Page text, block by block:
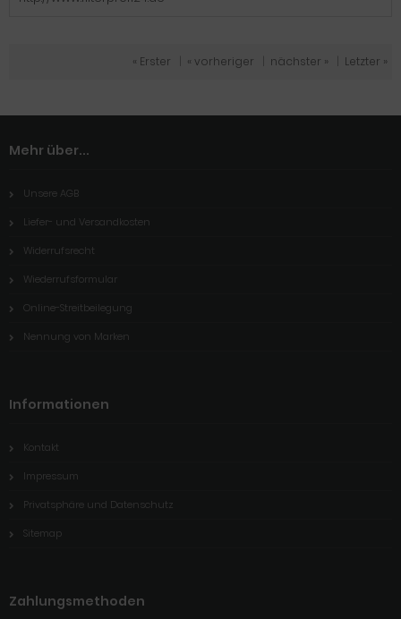
« Erster « vorheriger nächster » Letzter »
Mehr über...
Unsere AGB
Liefer- und Versandkosten
Widerrufsrecht
Wiederrufsformular
Online-Streitbeilegung
Nennung von Marken
Informationen
Kontakt
Impressum
Privatsphäre und Datenschutz
Sitemap
Zahlungsmethoden